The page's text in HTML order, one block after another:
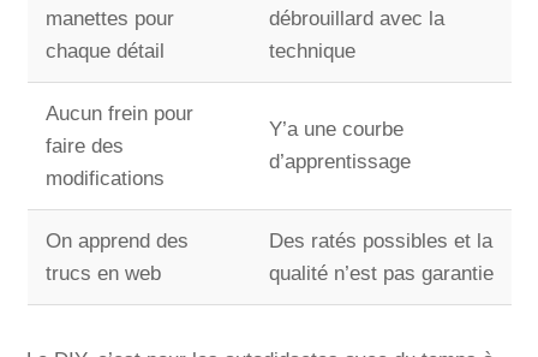
manettes pour
chaque détail
débrouillard avec la
technique
Aucun frein pour
faire des
modifications
Y’a une courbe
d’apprentissage
On apprend des
trucs en web
Des ratés possibles et la
qualité n’est pas garantie